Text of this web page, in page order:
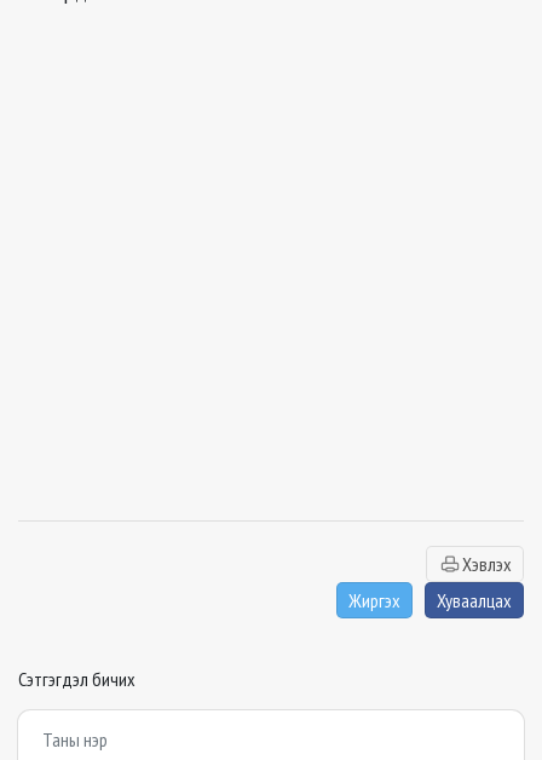
Хэвлэх
Жиргэх
Хуваалцах
Сэтгэгдэл бичих